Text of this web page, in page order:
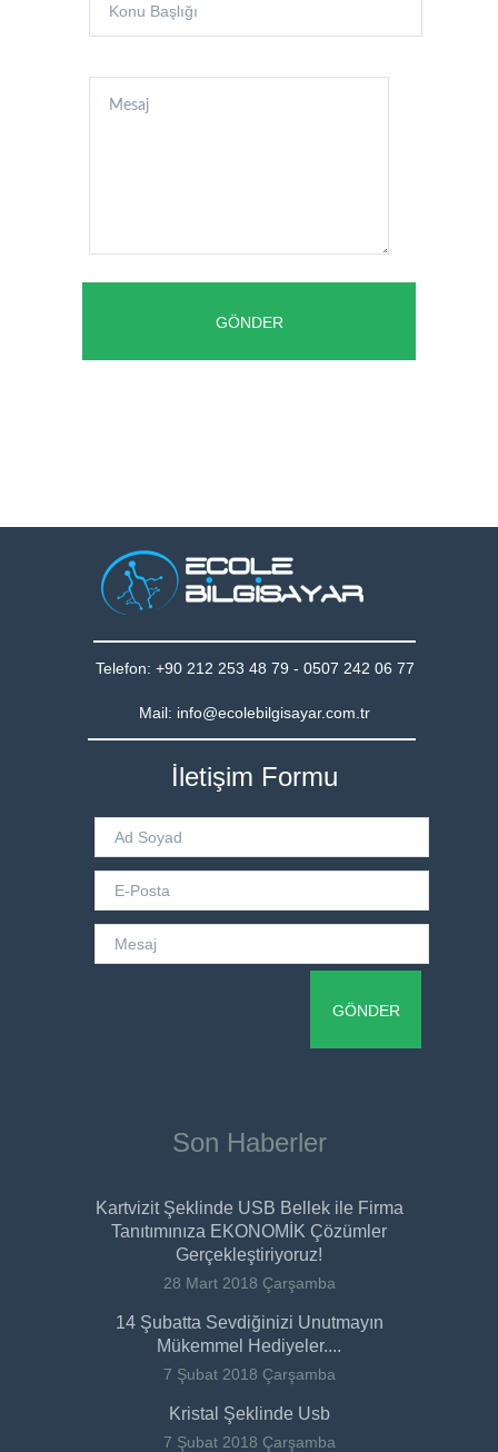
Telefon: +90 212 253 48 79 - 0507 242 06 77
Mail: info@ecolebilgisayar.com.tr
İletişim Formu
Son Haberler
Kartvizit Şeklinde USB Bellek ile Firma
Tanıtımınıza EKONOMİK Çözümler
Gerçekleştiriyoruz!
28 Mart 2018 Çarşamba
14 Şubatta Sevdiğinizi Unutmayın
Mükemmel Hediyeler....
7 Şubat 2018 Çarşamba
Kristal Şeklinde Usb
7 Şubat 2018 Çarşamba